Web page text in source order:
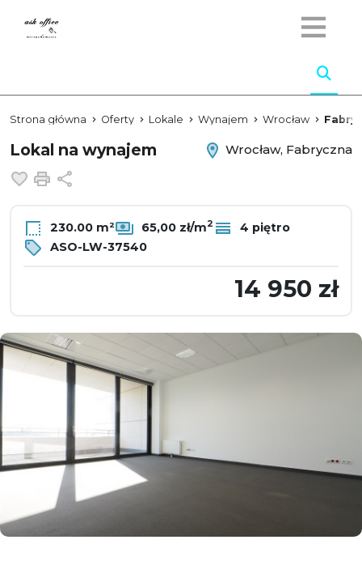
Strona główna Oferty Lokale Wynajem Wrocław
Lokal na wynajem
Wrocław, Fabryczna
Dodaj do ulubionych
Drukuj
230.00 m² 65,00 zł/m2
4 piętro
ASO-LW-37540
14 950 zł